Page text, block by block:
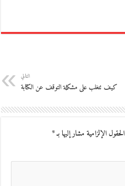
التالي
كيف تتغلب على مشكلة التوقف عن الكتابة
الحقول الإلزامية مشار إليها بـ*